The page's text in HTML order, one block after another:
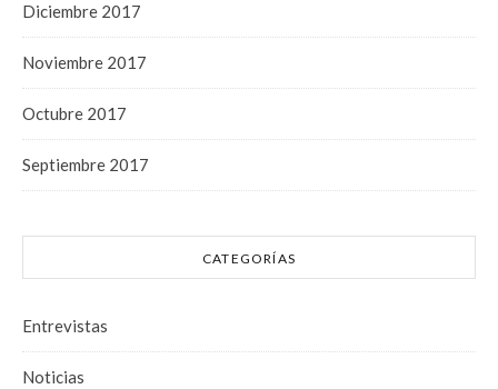
Diciembre 2017
Noviembre 2017
Octubre 2017
Septiembre 2017
CATEGORÍAS
Entrevistas
Noticias